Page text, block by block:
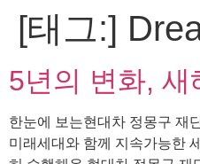
[태그:]
5년의 변화, 새
한눈에 보는현대차 정몽구 재
미래세대와 함께 지속가능한